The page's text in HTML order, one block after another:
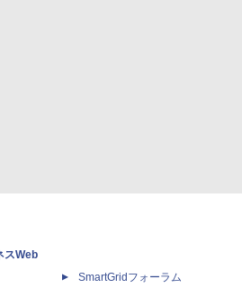
スWeb
SmartGridフォーラム